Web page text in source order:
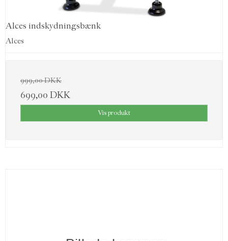
Alces indskydningsbænk
Alces
999,00 DKK
699,00 DKK
Vis produkt